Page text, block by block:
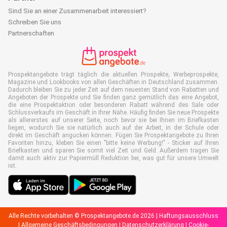
Sind Sie an einer Zusammenarbeit interessiert?
Schreiben Sie uns
Partnerschaften
Prospektangebote trägt täglich die aktuellen Prospekte, Werbeprospekte,
Magazine und Lookbooks von allen Geschäften in Deutschland zusammen.
Dadurch bleiben Sie zu jeder Zeit auf dem neuesten Stand von Rabatten und
Angeboten der Prospekte und Sie finden ganz gemütlich das eine Angebot,
die eine Prospektaktion oder besonderen Rabatt während des Sale oder
Schlussverkaufs im Geschäft in Ihrer Nähe. Häufig finden Sie neue Prospekte
als allererstes auf unserer Seite, noch bevor sie bei Ihnen im Briefkasten
liegen, wodurch Sie sie natürlich auch auf der Arbeit, in der Schule oder
direkt im Geschäft angucken können. Fügen Sie Prospektangebote zu Ihren
Favoriten hinzu, kleben Sie einen "bitte keine Werbung!" - Sticker auf Ihren
Briefkasten und sparen Sie somit viel Zeit und Geld. Außerdem tragen Sie
damit auch aktiv zur Papiermüll Reduktion bei, was gut für unsere Umwelt
ist.
Alle Rechte vorbehalten © Prospektangebote.de 2026 |
Haftungsausschluss
Allgemeine Geschäftsbedingungen Datenschutzerklärung Cookie-